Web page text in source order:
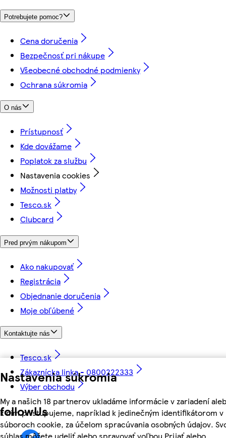
Nastavenia súkromia
My a našich 18 partnerov ukladáme informácie v zariadení
k nim pristupujeme, napríklad k jedinečným identifikátorom v
súboroch cookie, za účelom spracúvania osobných údajov.
súhlas môžete udeliť alebo spravovať voľbou Prijať alebo
Potrebujete pomoc?
Cena doručenia
Bezpečnosť pri nákupe
Všeobecné obchodné podmienky
Ochrana súkromia
O nás
Prístupnosť
Kde dovážame
Poplatok za službu
Nastavenia cookies
Možnosti platby
Tesco.sk
Clubcard
Pred prvým nákupom
Ako nakupovať
Registrácia
Objednanie doručenia
Moje obľúbené
Kontaktujte nás
Tesco.sk
Zákaznícka linka - 0800222333
Výber obchodu
followUs